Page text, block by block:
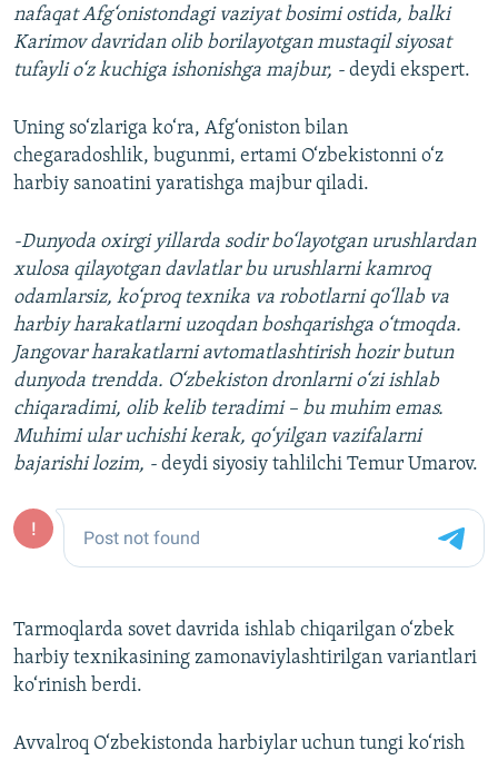
nafaqat Afg‘onistondagi vaziyat bosimi ostida, balki
Karimov davridan olib borilayotgan mustaqil siyosat
tufayli o‘z kuchiga ishonishga majbur, - deydi ekspert.
Uning so‘zlariga ko‘ra, Afg‘oniston bilan
chegaradoshlik, bugunmi, ertami O‘zbekistonni o‘z
harbiy sanoatini yaratishga majbur qiladi.
-Dunyoda oxirgi yillarda sodir bo‘layotgan urushlardan
xulosa qilayotgan davlatlar bu urushlarni kamroq
odamlarsiz, ko‘proq texnika va robotlarni qo‘llab va
harbiy harakatlarni uzoqdan boshqarishga o‘tmoqda.
Jangovar harakatlarni avtomatlashtirish hozir butun
dunyoda trendda. O‘zbekiston dronlarni o‘zi ishlab
chiqaradimi, olib kelib teradimi – bu muhim emas.
Muhimi ular uchishi kerak, qo‘yilgan vazifalarni
bajarishi lozim, - deydi siyosiy tahlilchi Temur Umarov.
Tarmoqlarda sovet davrida ishlab chiqarilgan o‘zbek
harbiy texnikasining zamonaviylashtirilgan variantlari
ko‘rinish berdi.
Avvalroq O‘zbekistonda harbiylar uchun tungi ko‘rish